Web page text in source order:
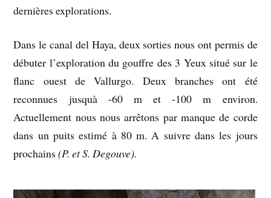
dernières explorations.
Dans le canal del Haya, deux sorties nous ont permis de
débuter l’exploration du gouffre des 3 Yeux situé sur le
flanc ouest de Vallurgo. Deux branches ont été
reconnues jusquà -60 m et -100 m environ.
Actuellement nous nous arrêtons par manque de corde
dans un puits estimé à 80 m. A suivre dans les jours
prochains(P. et S. Degouve).